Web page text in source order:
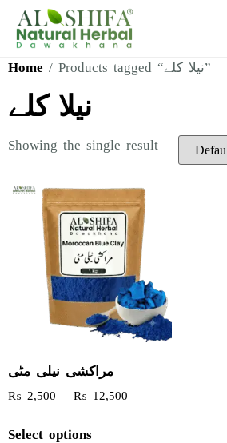
Home / Products tagged “نیلا کلے”
نیلا کلے
Showing the single result
مراکشی نیلی مٹی
₨ 2,500 – ₨ 12,500
Select options